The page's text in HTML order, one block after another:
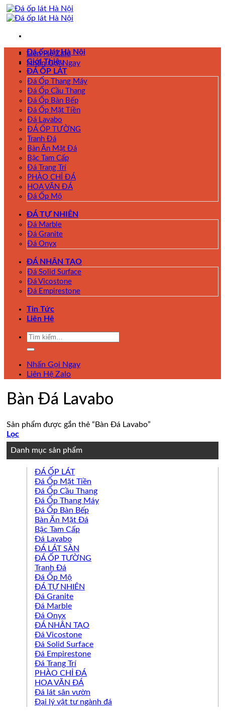
Skip
to
Liên Hệ Zalo
Nhấn Gọi Ngay
Đá ốp lát Hà Nội
Giới Thiệu
ĐÁ ỐP LÁT
Đá Ốp Thang Máy
Đá Ốp Cầu Thang
Đá Ốp Bàn Bếp
Đá Ốp Mặt Tiền
Đá Lavabo
ĐÁ ỐP TƯỜNG
Tranh Đá
Bàn Ăn Mặt Đá
Bậc Tam Cấp
Đá Trang Trí
PHÀO CHỈ ĐÁ
HOA VĂN ĐÁ
Đá Ốp Mộ
ĐÁ TỰ NHIÊN
Đá Marble
Đá Granite
Đá Onyx
ĐÁ NHÂN TẠO
Đá Solid Surface
Đá Vicostone
Đá Empirestone
Tin Tức
Liên Hệ
Tìm
Nhấn Gọi Ngay
Liên Hệ Zalo
Bàn Đá Lavabo
Sản phẩm được gắn thẻ “Bàn Đá Lavabo”
Lọc
Danh mục sản phẩm
ĐÁ ỐP LÁT
Đá Ốp Mặt Tiền
Đá Ốp Cầu Thang
Đá Ốp Thang Máy
Đá Ốp Bàn Bếp
Bàn Ăn Mặt Đá
Bậc Tam Cấp
Đá Lavabo
ĐÁ LÁT SÀN
ĐÁ ỐP TƯỜNG
Tranh Đá
Đá Ốp Mộ
ĐÁ TỰ NHIÊN
Đá Granite
Đá Marble
Đá Onyx
ĐÁ NHÂN TẠO
Đá Vicostone
Đá Solid Surface
Đá Empirestone
Đá Trang Trí
PHÀO CHỈ ĐÁ
HOA VĂN ĐÁ
Đá lát sân vườn
Đại lý vật tư ngành đá